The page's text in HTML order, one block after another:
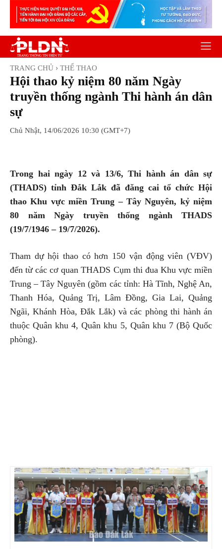
TRANG CHỦ THỂ THAO
Hội thao kỷ niệm 80 năm Ngày
truyền thống ngành Thi hành án dân
sự
Chủ Nhật, 14/06/2026 10:30 (GMT+7)
Trong hai ngày 12 và 13/6, Thi hành án dân sự
(THADS) tỉnh Đắk Lắk đã đăng cai tổ chức Hội
thao Khu vực miền Trung – Tây Nguyên, kỷ niệm
80 năm Ngày truyền thống ngành THADS
(19/7/1946 – 19/7/2026).
Tham dự hội thao có hơn 150 vận động viên (VĐV)
đến từ các cơ quan THADS Cụm thi đua Khu vực miền
Trung – Tây Nguyên (gồm các tỉnh: Hà Tĩnh, Nghệ An,
Thanh Hóa, Quảng Trị, Lâm Đồng, Gia Lai, Quảng
Ngãi, Khánh Hòa, Đắk Lắk) và các phòng thi hành án
thuộc Quân khu 4, Quân khu 5, Quân khu 7 (Bộ Quốc
phòng).